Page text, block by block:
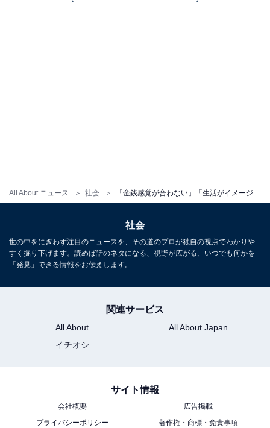
All About ニュース 社会
既婚者が現在のパートナーと結婚した決め手と
は？
は何だったのでしょうか？具体的に伺ってみました。
結婚に至るまで2人以上と交際経験がある既婚男性から
（30代／会社員／北海道）」「価値観や生活のレベルが
一緒で自分を飾る必要がなかったのが良かった（40代／
会社員／埼玉県）」「自分の考え方を変えてくれた人。
社会
世の中をにぎわず注目のニュースを、その道のプロが独自の視点でわかりや
すく掘り下げます。読めば話のネタになる、視野が広がる、いつでも何かを
「発見」できる情報をお伝えします。
関連サービス
All About
All About Japan
イチオシ
サイト情報
会社概要
広告掲載
プライバシーポリシー
著作権・商標・免責事項